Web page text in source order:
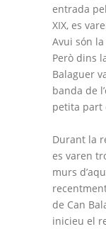
entrada
XIX, es
Avui són
Però dins
Balaguer
banda de
petita part
Durant la
es varen
murs
de Can
inicieu el